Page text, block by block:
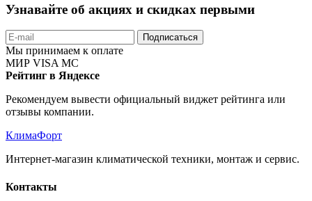
Узнавайте об акциях и скидках первыми
Подписаться
Мы принимаем к оплате
МИР VISA MC
Рейтинг в Яндексе
Рекомендуем вывести официальный виджет рейтинга или
отзывы компании.
КлимаФорт
Интернет-магазин климатической техники, монтаж и сервис.
Контакты